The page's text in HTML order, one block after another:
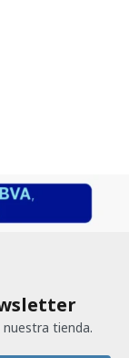
tienda.